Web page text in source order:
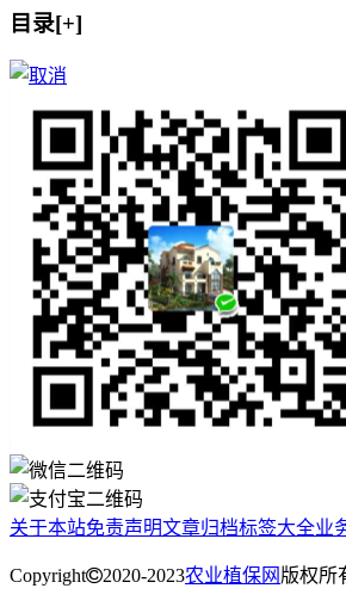
目录[+]
关于本站免责声明文章归档标签大全业
Copyright 2020-2023农业植保网 版权所